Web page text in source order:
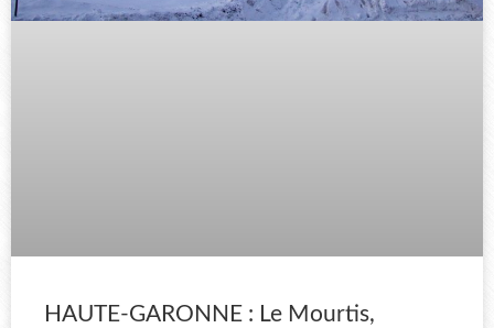
HAUTE-GARONNE : Le Mourtis,